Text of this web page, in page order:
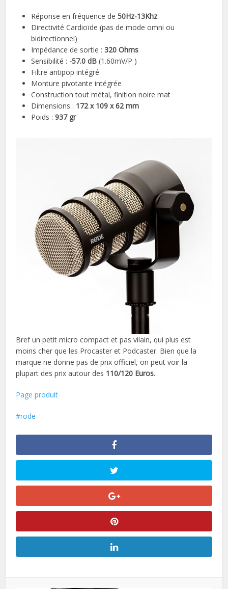
Réponse en fréquence de50Hz-13Khz
Directivité Cardioïde (pas de mode omni ou
bidirectionnel)
Impédance de sortie : 320 Ohms
Sensibilité : -57.0 dB (1.60mV/P )
Filtre antipop intégré
Monture pivotante intégrée
Construction tout métal, finition noire mat
Dimensions : 172 x 109 x 62 mm
Poids :937 gr
Bref un petit micro compact et pas vilain, qui plus est
moins cher que les Procaster et Podcaster. Bien que la
marque ne donne pas de prix officiel, on peut voir la
plupart des prix autour des 110/120 Euros.
Page produit
rode